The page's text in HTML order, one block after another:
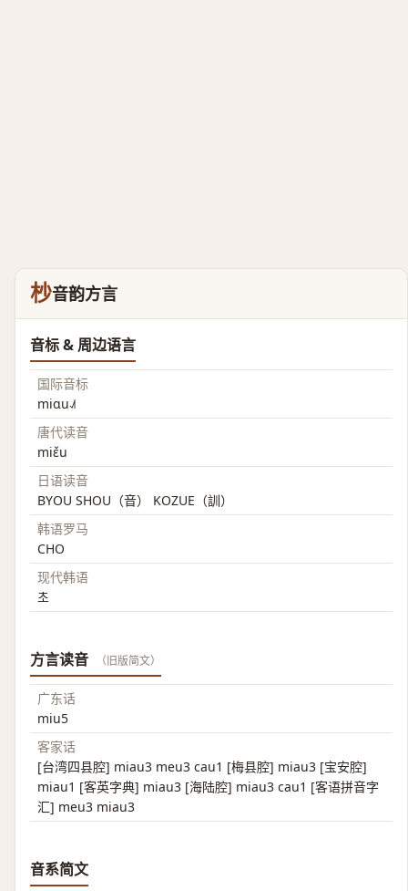
杪音韵方言
音标 & 周边语言
国际音标
miɑu˨˩˦
唐代读音
miɛ̌u
日语读音
BYOU SHOU（音） KOZUE（訓）
韩语罗马
CHO
现代韩语
초
方言读音 （旧版简文）
广东话
miu5
客家话
[台湾四县腔] miau3 meu3 cau1 [梅县腔] miau3 [宝安腔]
miau1 [客英字典] miau3 [海陆腔] miau3 cau1 [客语拼音字
汇] meu3 miau3
音系简文